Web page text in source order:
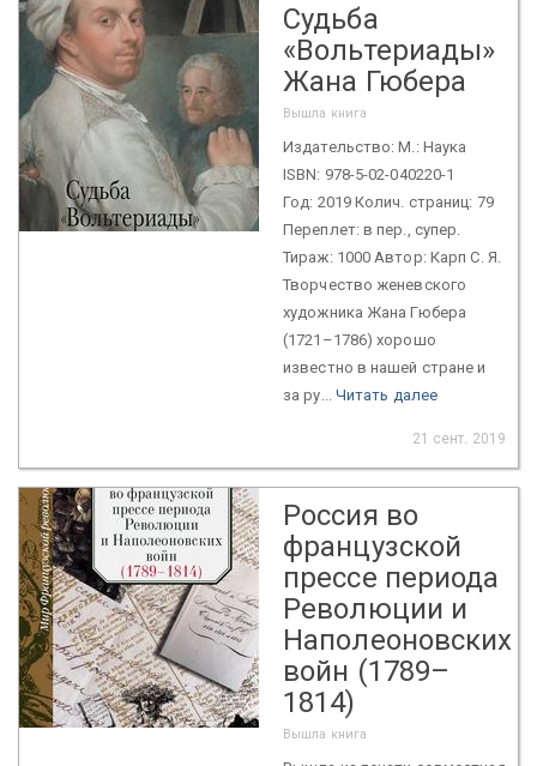
Судьба
«Вольтериады»
Жана Гюбера
Вышла книга
Издательство: М.: Наука
ISBN: 978-5-02-040220-1
Год: 2019 Колич. страниц: 79
Переплет: в пер., супер.
Тираж: 1000 Автор: Карп С. Я.
Творчество женевского
художника Жана Гюбера
(1721–1786) хорошо
известно в нашей стране и
за ру... Читать далее
21 сент. 2019
Россия во
французской
прессе периода
Революции и
Наполеоновских
войн (1789–
1814)
Вышла книга